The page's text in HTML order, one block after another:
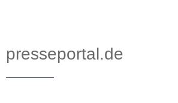
presseportal.de